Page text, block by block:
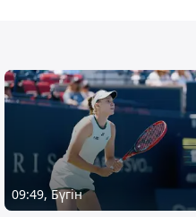
09:49, Бүгін